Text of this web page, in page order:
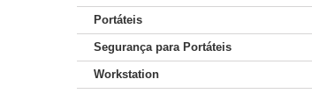
Portáteis
Segurança para Portáteis
Workstation